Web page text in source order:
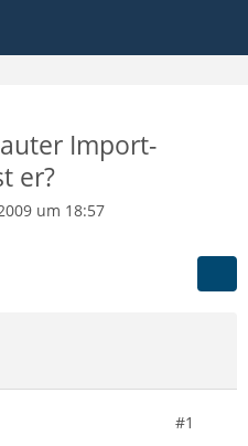
Import-
er?
um 18:57
#1